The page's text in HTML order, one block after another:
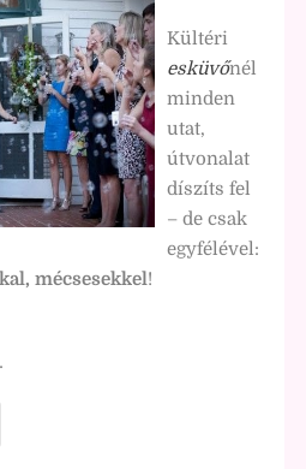
Kültéri
esküvőnél
minden
utat,
útvonalat
díszíts fel
– de csak
egyfélével:
mécsesekkel!